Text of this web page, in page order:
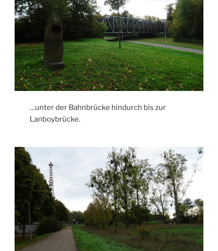
…unter der Bahnbrücke hindurch bis zur
Lanboybrücke.